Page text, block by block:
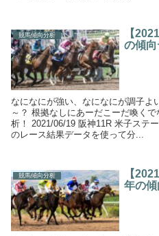
競馬傾向分析
【
の傾
なになにが強い、なになにが調子よ
～？ 根拠なしにあーだこーだ喚く
析！ 2021/06/19 阪神11R 米子ステ
のレース結果データを使って分...
競馬傾向分析
【
年の